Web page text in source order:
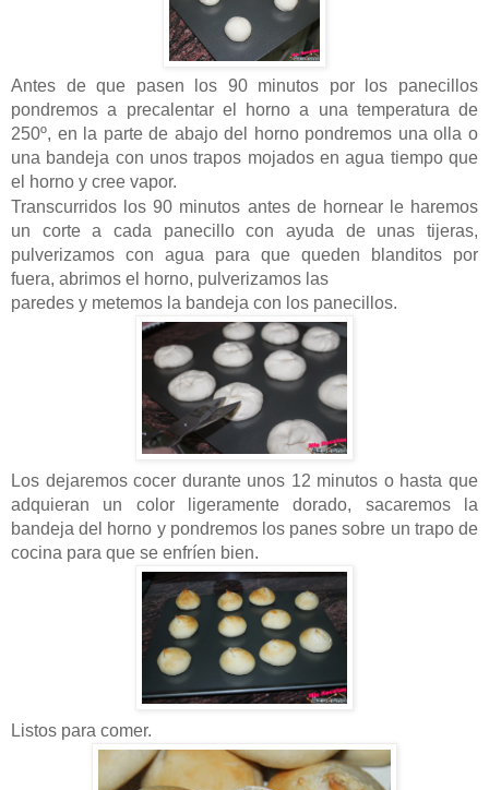
Antes de que pasen los 90 minutos por los panecillos
pondremos a precalentar el horno a una temperatura de
250º, en la parte de abajo del horno pondremos una olla o
una bandeja con unos trapos mojados en agua tiempo que
el horno y cree vapor.
Transcurridos los 90 minutos antes de hornear le haremos
un corte a cada panecillo con ayuda de unas tijeras,
pulverizamos con agua para que queden blanditos por
fuera, abrimos el horno, pulverizamos las
paredes y metemos la bandeja con los panecillos.
Los dejaremos cocer durante unos 12 minutos o hasta que
adquieran un color ligeramente dorado, sacaremos la
bandeja del horno y pondremos los panes sobre un trapo de
cocina para que se enfríen bien.
Listos para comer.